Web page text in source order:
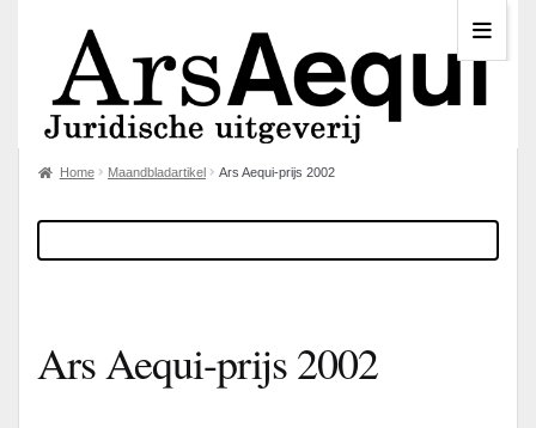
Home Maandbladartikel Ars Aequi-prijs 2002
Ars Aequi-prijs 2002